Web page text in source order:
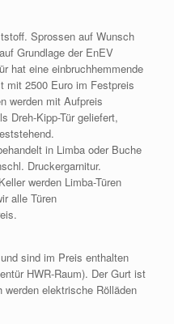
Sprossen auf Wunsch
Grundlage der EnEV
hat eine einbruchhemmende
mit 2500 Euro im Festpreis
werden mit Aufpreis
Dreh-Kipp-Tür geliefert,
in Limba oder Buche
Druckergarnitur.
werden Limba-Türen
alle Türen
sind im Preis enthalten
HWR-Raum). Der Gurt ist
elektrische Rölläden